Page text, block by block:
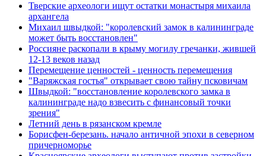
Тверские археологи ищут остатки монастыря михаила
архангела
Михаил швыдкой: "королевский замок в калининграде
может быть восстановлен"
Россияне раскопали в крыму могилу гречанки, жившей
12-13 веков назад
Перемещение ценностей - ценность перемещения
"Варяжская гостья" открывает свою тайну псковичам
Швыдкой: "восстановление королевского замка в
калининграде надо взвесить с финансовый точки
зрения"
Летний день в рязанском кремле
Борисфен-березань. начало античной эпохи в северном
причерноморье